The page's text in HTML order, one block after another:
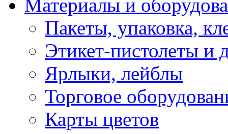
Материалы и
Пакеты, упаковка,
Этикет-пистолеты и
Ярлыки, лейблы
Торговое
Карты цветов